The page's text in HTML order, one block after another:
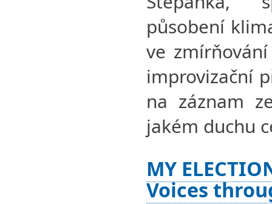
působení
ve
improvizační
na záznam
jakém duchu
MY
Voices